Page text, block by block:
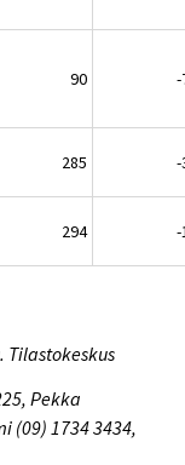
90 -
285 -
294 -
Tilastokeskus
Pekka
(09) 1734 3434,